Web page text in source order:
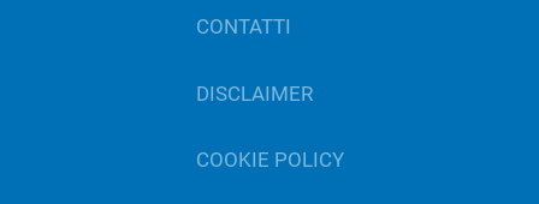
CONTATTI
DISCLAIMER
COOKIE POLICY